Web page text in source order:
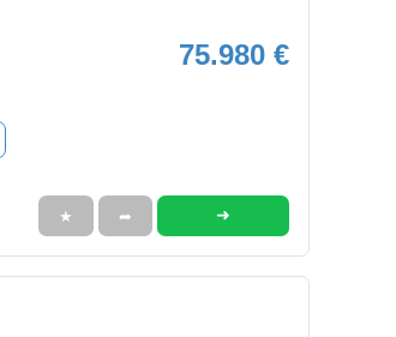
75.980 €
★ ➦ ➜